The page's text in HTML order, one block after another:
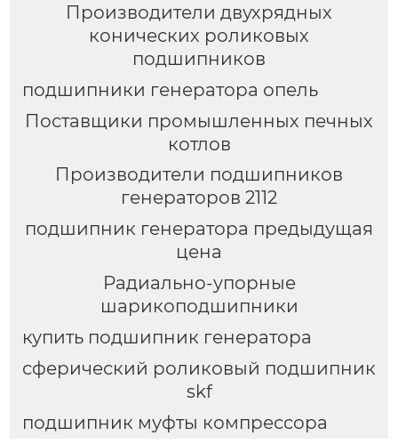
Производители двухрядных
конических роликовых
подшипников
подшипники генератора опель
Поставщики промышленных печных
котлов
Производители подшипников
генераторов 2112
подшипник генератора предыдущая
цена
Радиально-упорные
шарикоподшипники
купить подшипник генератора
сферический роликовый подшипник
skf
подшипник муфты компрессора